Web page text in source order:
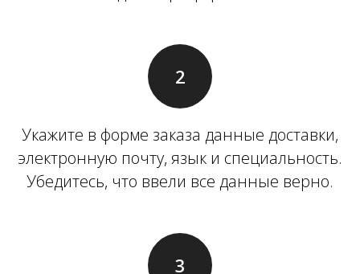
Укажите в форме заказа данные доставки,
электронную почту, язык и специальность.
Убедитесь, что ввели все данные верно.